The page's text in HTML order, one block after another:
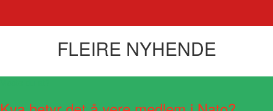
FLEIRE NYHENDE